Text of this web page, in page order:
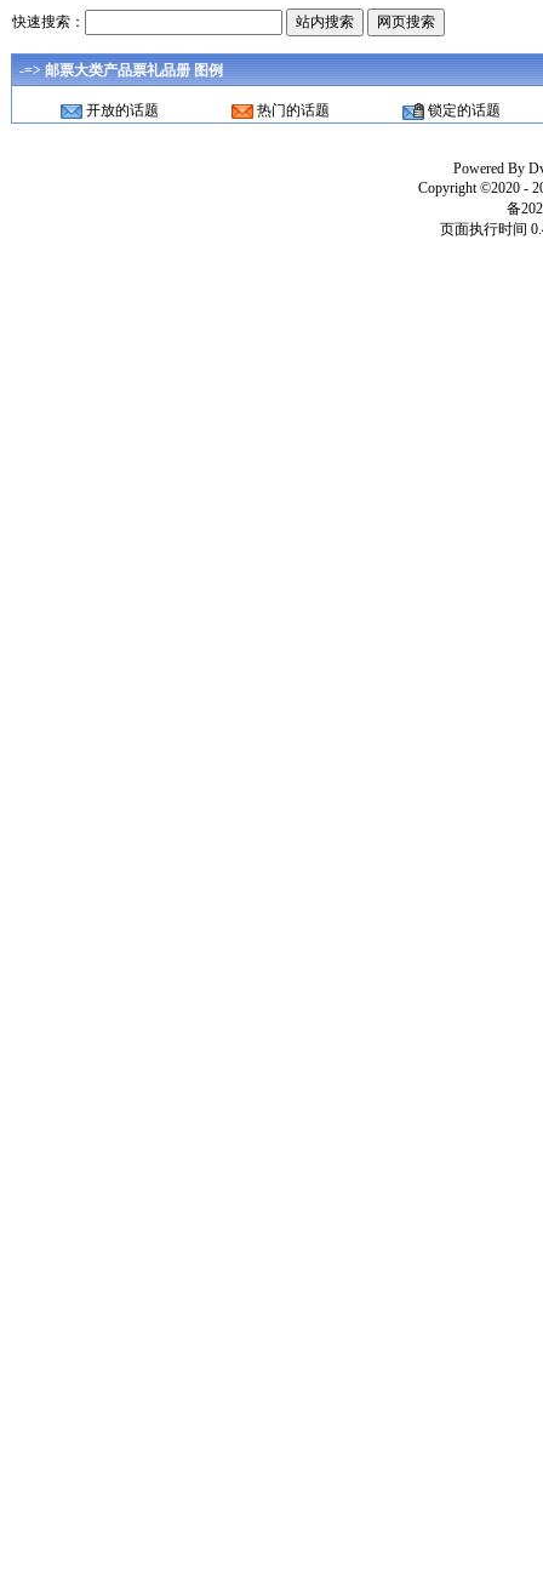
快速搜索：
-=> 邮票大类产品票礼品册 图例
开放的话题 热门的话题 锁定的话题
Powered By
Copyright ©2020 -
备
页面执行时间